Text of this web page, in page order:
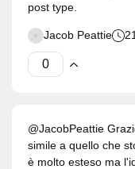
post type.
Jacob Peattie
@JacobPeattie
simile a quello che
è molto esteso ma